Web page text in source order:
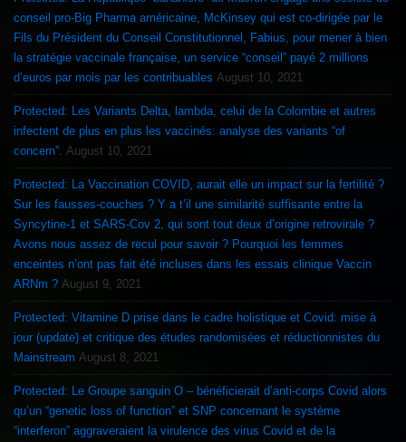
conseil pro-Big Pharma américaine, McKinsey qui est co-dirigée par le
Fils du Président du Conseil Constitutionnel, Fabius, pour mener à bien
la stratégie vaccinale française, un service “conseil” payé 2 millions
d’euros par mois par les contribuables August 10, 2021
Protected: Les Variants Delta, lambda, celui de la Colombie et autres
infectent de plus en plus les vaccinés: analyse des variants “of
concern”. August 10, 2021
Protected: La Vaccination COVID, aurait elle un impact sur la fertilité ?
Sur les fausses-couches ? Y a t’il une similarité suffisante entre la
Syncytine-1 et SARS-Cov 2, qui sont tout deux d’origine retrovirale ?
Avons nous assez de recul pour savoir ? Pourquoi les femmes
enceintes n’ont pas fait été incluses dans les essais clinique Vaccin
ARNm ? August 9, 2021
Protected: Vitamine D prise dans le cadre holistique et Covid: mise à
jour (update) et critique des études randomisées et réductionnistes du
Mainstream August 8, 2021
Protected: Le Groupe sanguin O – bénéficierait d’anti-corps Covid alors
qu’un “genetic loss of function” et SNP concernant le système
“interferon” aggraveraient la virulence des virus Covid et de la